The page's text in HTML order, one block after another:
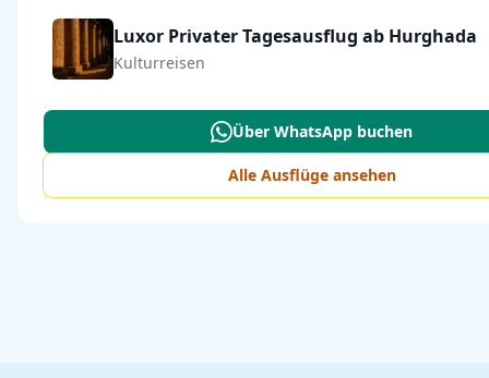
Luxor Privater Tagesausflug ab Hurghada
Kulturreisen
Über WhatsApp buchen
Alle Ausflüge ansehen